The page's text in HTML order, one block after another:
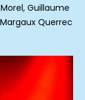
Guillaume
Querrec